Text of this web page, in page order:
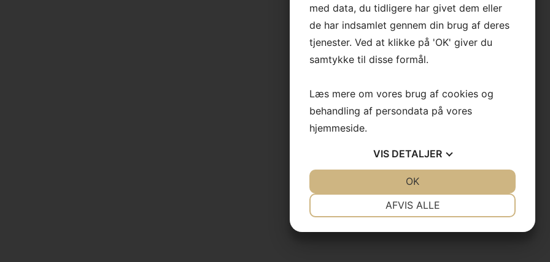
med data, du tidligere har givet dem eller
de har indsamlet gennem din brug af deres
tjenester. Ved at klikke på 'OK' giver du
samtykke til disse formål.
Læs mere om vores brug af cookies og
behandling af persondata på vores
hjemmeside.
VIS DETALJER
AFVIS ALLE
OK